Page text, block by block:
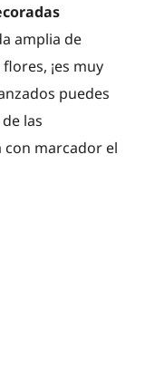
amplia de
¡es muy
puedes
las
con marcador el